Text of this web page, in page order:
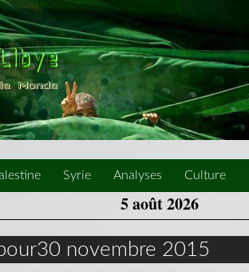
Syrie Analyses Culture
5 août 2026
novembre 2015